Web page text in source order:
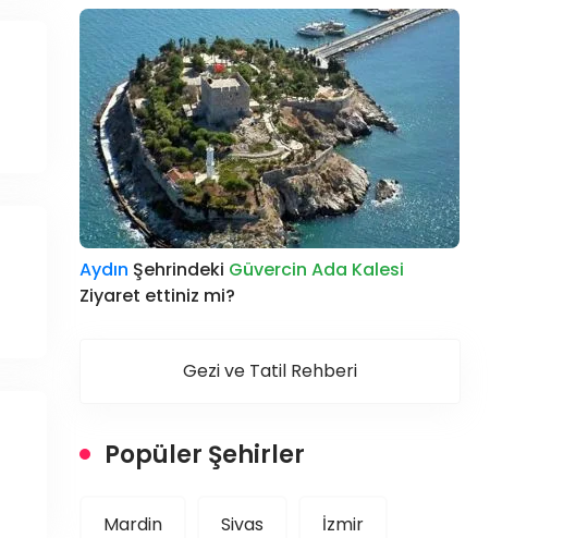
Aydın Şehrindeki Güvercin Ada Kalesi
Ziyaret ettiniz mi?
Gezi ve Tatil Rehberi
Popüler Şehirler
Mardin Sivas İzmir